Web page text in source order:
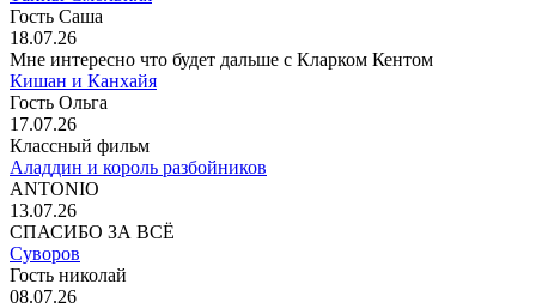
Гость Саша
18.07.26
Мне интересно что будет дальше с Кларком Кентом
Кишан и Канхайя
Гость Ольга
17.07.26
Классный фильм
Аладдин и король разбойников
ANTONIO
13.07.26
СПАСИБО ЗА ВСЁ
Суворов
Гость николай
08.07.26